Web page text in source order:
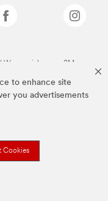
to enhance site
you advertisements
Cookies
Warenzeichen von 3M.